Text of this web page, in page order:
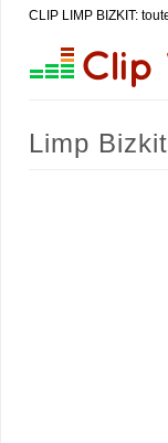
CLIP LIMP BIZKIT:
Limp